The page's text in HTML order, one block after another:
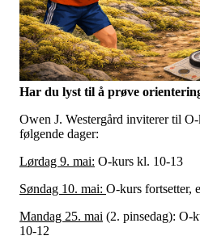
Har du lyst til å prøve
Owen J. Westergård inviterer til
følgende dager:
Lørdag 9. mai: O-kurs kl. 10-13
Søndag 10. mai: O-kurs fortsetter,
Mandag 25. mai (2. pinsedag): O-
10-12